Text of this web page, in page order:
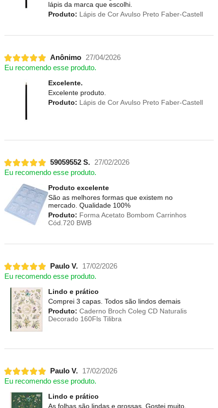
lápis da marca que escolhi.
Produto: Lápis de Cor Avulso Preto Faber-Castell
Anônimo
27/04/2026
Eu recomendo esse produto.
Excelente.
Excelente produto.
Produto: Lápis de Cor Avulso Preto Faber-Castell
59059552 S.
27/02/2026
Eu recomendo esse produto.
Produto excelente
São as melhores formas que existem no
mercado. Qualidade 100%
Produto: Forma Acetato Bombom Carrinhos
Cód.720 BWB
Paulo V.
17/02/2026
Eu recomendo esse produto.
Lindo e prático
Comprei 3 capas. Todos são lindos demais
Produto: Caderno Broch Coleg CD Naturalis
Decorado 160Fls Tilibra
Paulo V.
17/02/2026
Eu recomendo esse produto.
Lindo e prático
As folhas são lindas e grossas. Gostei muito.